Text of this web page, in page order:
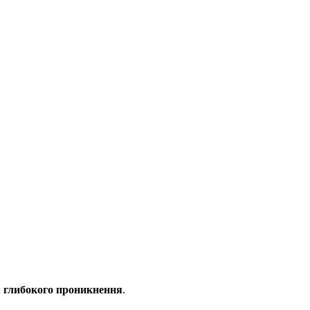
глибокого проникнення.